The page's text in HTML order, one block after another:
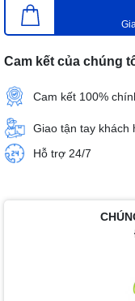
Cam kết của chúng
Cam kết 100%
Giao tận tay khách
Hỗ trợ 24/7